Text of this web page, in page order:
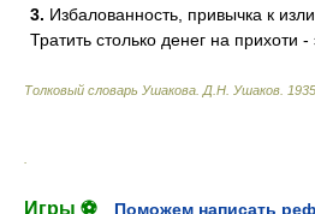
3. Избалованность, привычка к
Тратить столько денег на прихоти -
Толковый словарь Ушакова Д.Н. Ушаков.
Игры ⚽
Поможем написать